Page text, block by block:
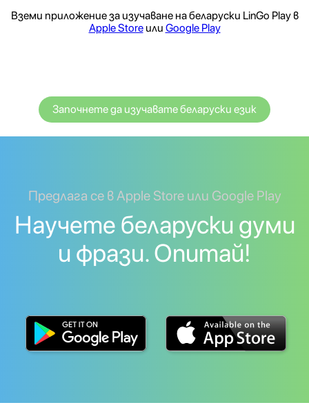
Вземи приложение за изучаване на беларуски LinGo Play в
Apple Storeили Google Play
Започнете да изучавате беларуски език
Предлага се в Apple Store или Google Play
Научете беларуски думи
и фрази. Опитай!